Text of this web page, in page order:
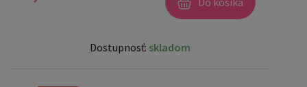
Dostupnosť: skladom